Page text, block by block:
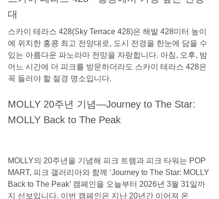
대
스카이 테라스 428(Sky Terrace 428)은 해발 428미터 높이
에 위치한 홍콩 최고 전망대로, 도시 전경을 한눈에 담을 수
있는 아름다운 파노라마 전망을 자랑합니다. 아침, 오후, 밤
어느 시간에 더 피크를 방문하더라도 스카이 테라스 428은
꼭 들러야 할 절경 명소입니다.
MOLLY 20주년 기념—Journey to The Star:
MOLLY Back to The Peak
MOLLY의 20주년을 기념해 피크 트램과 피크 타워는 POP
MART, 피크 갤러리아와 함께 ‘Journey to The Star: MOLLY
Back to The Peak’ 캠페인을 오늘부터 2026년 3월 31일까
지 선보입니다. 이번 캠페인은 지난 20년간 이어져 온